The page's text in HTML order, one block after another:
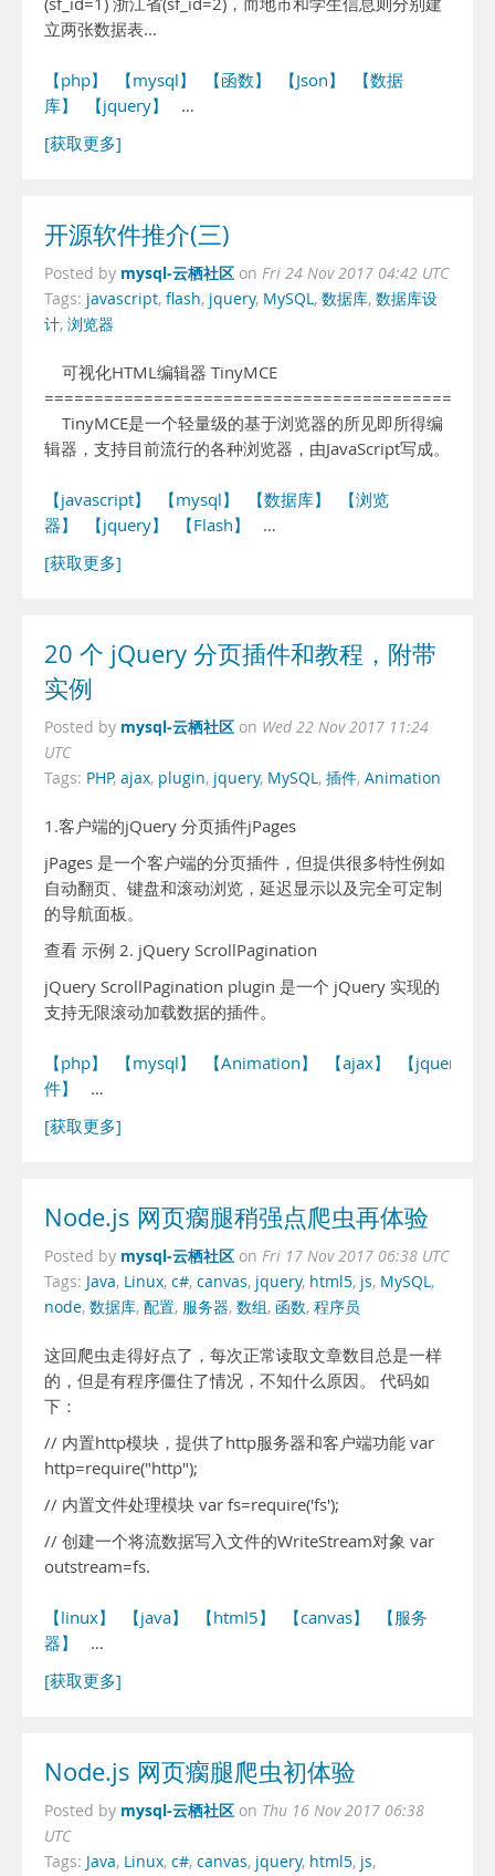
立两张数据表...
【php】 【mysql】 【函数】 【Json】
【数据
库】
【jquery】
…
[获取更多]
开源软件推介(三)
Posted by mysql-云栖社区 on Fri 24 Nov 2017 04:42 UTC
Tags: javascript, flash, jquery, MySQL, 数据库, 数据库设
计, 浏览器
可视化HTML编辑器 TinyMCE
TinyMCE是一个轻量级的基于浏览器的所见即所得编
辑器，支持目前流行的各种浏览器，由JavaScript写成。
【javascript】 【mysql】 【数据库】
【浏览
器】
【jquery】 【Flash】
…
[获取更多]
20 个 jQuery 分页插件和教程，附带
实例
Posted by mysql-云栖社区 on Wed 22 Nov 2017 11:24
UTC
Tags: PHP, ajax, plugin, jquery, MySQL, 插件, Animation
1.客户端的jQuery 分页插件jPages
jPages 是一个客户端的分页插件，但提供很多特性例如
自动翻页、键盘和滚动浏览，延迟显示以及完全可定制
的导航面板。
查看 示例 2. jQuery ScrollPagination
jQuery ScrollPagination plugin 是一个 jQuery 实现的
支持无限滚动加载数据的插件。
【php】 【mysql】 【Animation】 【ajax】 【jquery】
件】
…
[获取更多]
Node.js 网页瘸腿稍强点爬虫再体验
Posted by mysql-云栖社区 on Fri 17 Nov 2017 06:38 UTC
Tags: Java, Linux, c#, canvas, jquery, html5, js, MySQL,
node, 数据库, 配置, 服务器, 数组, 函数, 程序员
这回爬虫走得好点了，每次正常读取文章数目总是一样
的，但是有程序僵住了情况，不知什么原因。 代码如
下：
// 内置http模块，提供了http服务器和客户端功能 var
http=require("http");
// 内置文件处理模块 var fs=require('fs');
// 创建一个将流数据写入文件的WriteStream对象 var
outstream=fs.
【linux】 【java】 【html5】 【canvas】
【服务
器】
…
[获取更多]
Node.js 网页瘸腿爬虫初体验
Posted by mysql-云栖社区 on Thu 16 Nov 2017 06:38
UTC
Tags: Java, Linux, c#, canvas, jquery, html5, js,